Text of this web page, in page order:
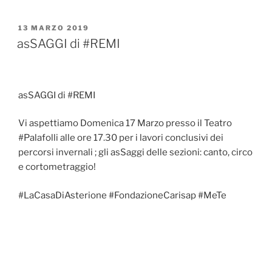
PUBBLICATO
13 MARZO 2019
asSAGGI di #REMI
asSAGGI di #REMI
Vi aspettiamo Domenica 17 Marzo presso il Teatro
#Palafolli alle ore 17.30 per i lavori conclusivi dei
percorsi invernali ; gli asSaggi delle sezioni: canto, circo
e cortometraggio!
#LaCasaDiAsterione #FondazioneCarisap #MeTe